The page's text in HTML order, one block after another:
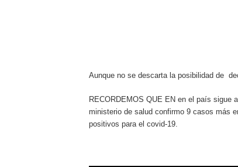
Aunque no se descarta la posibilidad de
RECORDEMOS QUE EN en el país sigue
ministerio de salud confirmo 9 casos más
positivos para el covid-19.